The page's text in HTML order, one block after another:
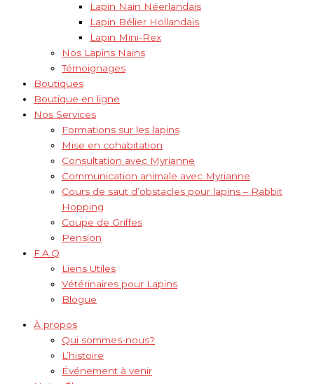
Lapin Nain Néerlandais
Lapin Bélier Hollandais
Lapin Mini-Rex
Nos Lapins Nains
Témoignages
Boutiques
Boutique en ligne
Nos Services
Formations sur les lapins
Mise en cohabitation
Consultation avec Myrianne
Communication animale avec Myrianne
Cours de saut d’obstacles pour lapins – Rabbit
Hopping
Coupe de Griffes
Pension
F.A.Q
Liens Utiles
Vétérinaires pour Lapins
Blogue
À propos
Qui sommes-nous?
L’histoire
Événement à venir